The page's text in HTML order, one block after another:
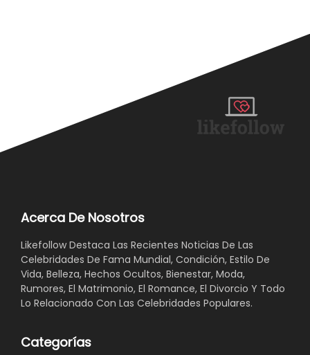
Acerca De Nosotros
Likefollow Destaca Las Recientes Noticias De Las
Celebridades De Fama Mundial, Condición, Estilo De
Vida, Belleza, Hechos Ocultos, Bienestar, Moda,
Rumores, El Matrimonio, El Romance, El Divorcio Y Todo
Lo Relacionado Con Las Celebridades Populares.
Categorías